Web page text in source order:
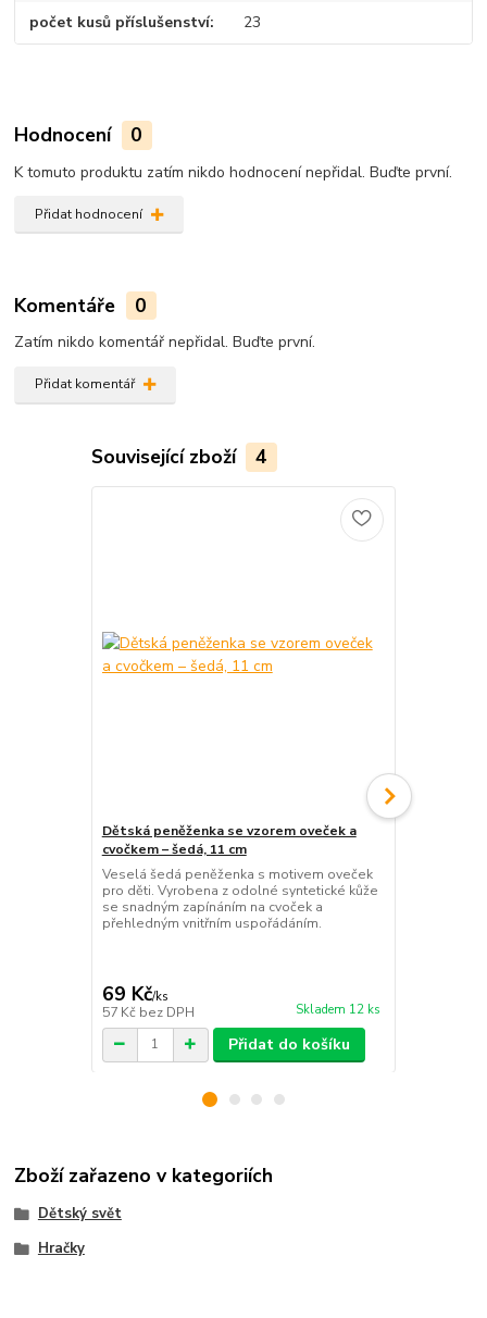
počet kusů příslušenství 23
Hodnocení 0
K tomuto produktu zatím nikdo hodnocení nepřidal. Buďte první.
Přidat hodnocení
Komentáře 0
Zatím nikdo komentář nepřidal. Buďte první.
Přidat komentář
Související zboží 4
Dětská peněženka se vzorem oveček a
cvočkem – šedá, 11 cm
Veselá šedá peněženka s motivem oveček
pro děti. Vyrobena z odolné syntetické kůže
se snadným zapínáním na cvoček a
přehledným vnitřním uspořádáním.
69 Kč/ks
57 Kč bez DPH Skladem 12 ks
Přidat do košíku
Zboží zařazeno v kategoriích
Dětský svět
Hračky